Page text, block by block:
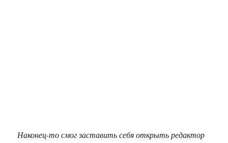
Наконец-то смог заставить себя открыть редактор